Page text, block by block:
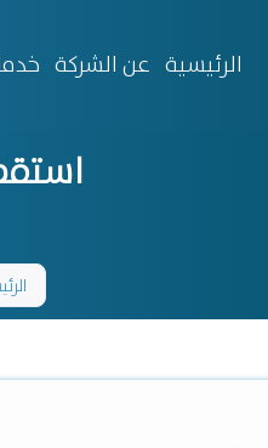
الرئيسية عن الشركة